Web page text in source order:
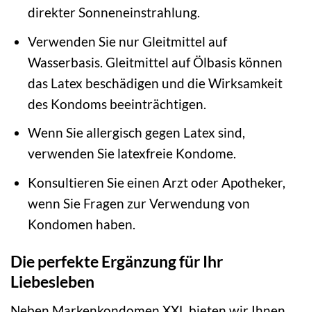
direkter Sonneneinstrahlung.
Verwenden Sie nur Gleitmittel auf
Wasserbasis. Gleitmittel auf Ölbasis können
das Latex beschädigen und die Wirksamkeit
des Kondoms beeinträchtigen.
Wenn Sie allergisch gegen Latex sind,
verwenden Sie latexfreie Kondome.
Konsultieren Sie einen Arzt oder Apotheker,
wenn Sie Fragen zur Verwendung von
Kondomen haben.
Die perfekte Ergänzung für Ihr
Liebesleben